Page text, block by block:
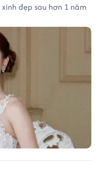
đẹp sau hơn 1 năm